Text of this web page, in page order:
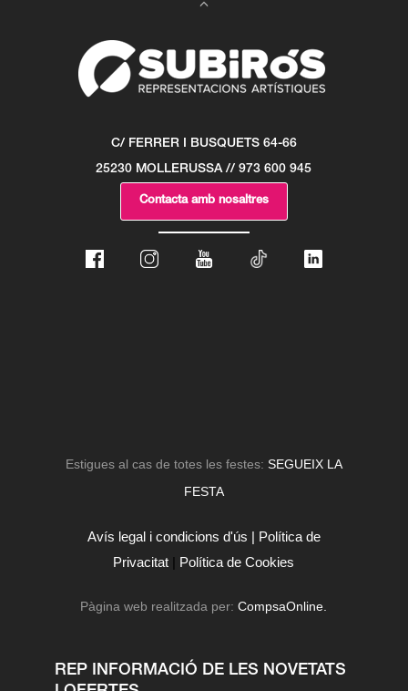
C/ FERRER I BUSQUETS 64-66
25230 MOLLERUSSA // 973 600 945
Contacta amb nosaltres
Estigues al cas de totes les festes: SEGUEIX LA
FESTA
Avís legal i condicions d'ús | Política de
Privacitat | Política de Cookies
Pàgina web realitzada per:CompsaOnline.
REP INFORMACIÓ DE LES NOVETATS